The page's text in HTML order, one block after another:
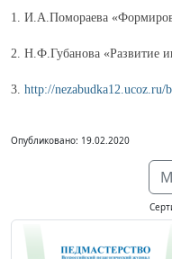
1. И.А.Помораева
2. Н.Ф.Губанова «Развитие
3. http://nezabudka12.ucoz.ru/
Опубликовано: 19.02.2020